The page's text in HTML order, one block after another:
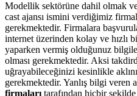
Modellik sektörüne dahil olmak
cast ajansı ismini verdiğimiz
gerekmektedir. Firmalara
internet üzerinden kolay ve hızlı
yaparken vermiş olduğunuz
olması gerekmektedir. Aksi
uğrayabileceğinizi kesinlikle
gerekmektedir. Yanlış bilgi veren
firmalarıtarafından hiçbir